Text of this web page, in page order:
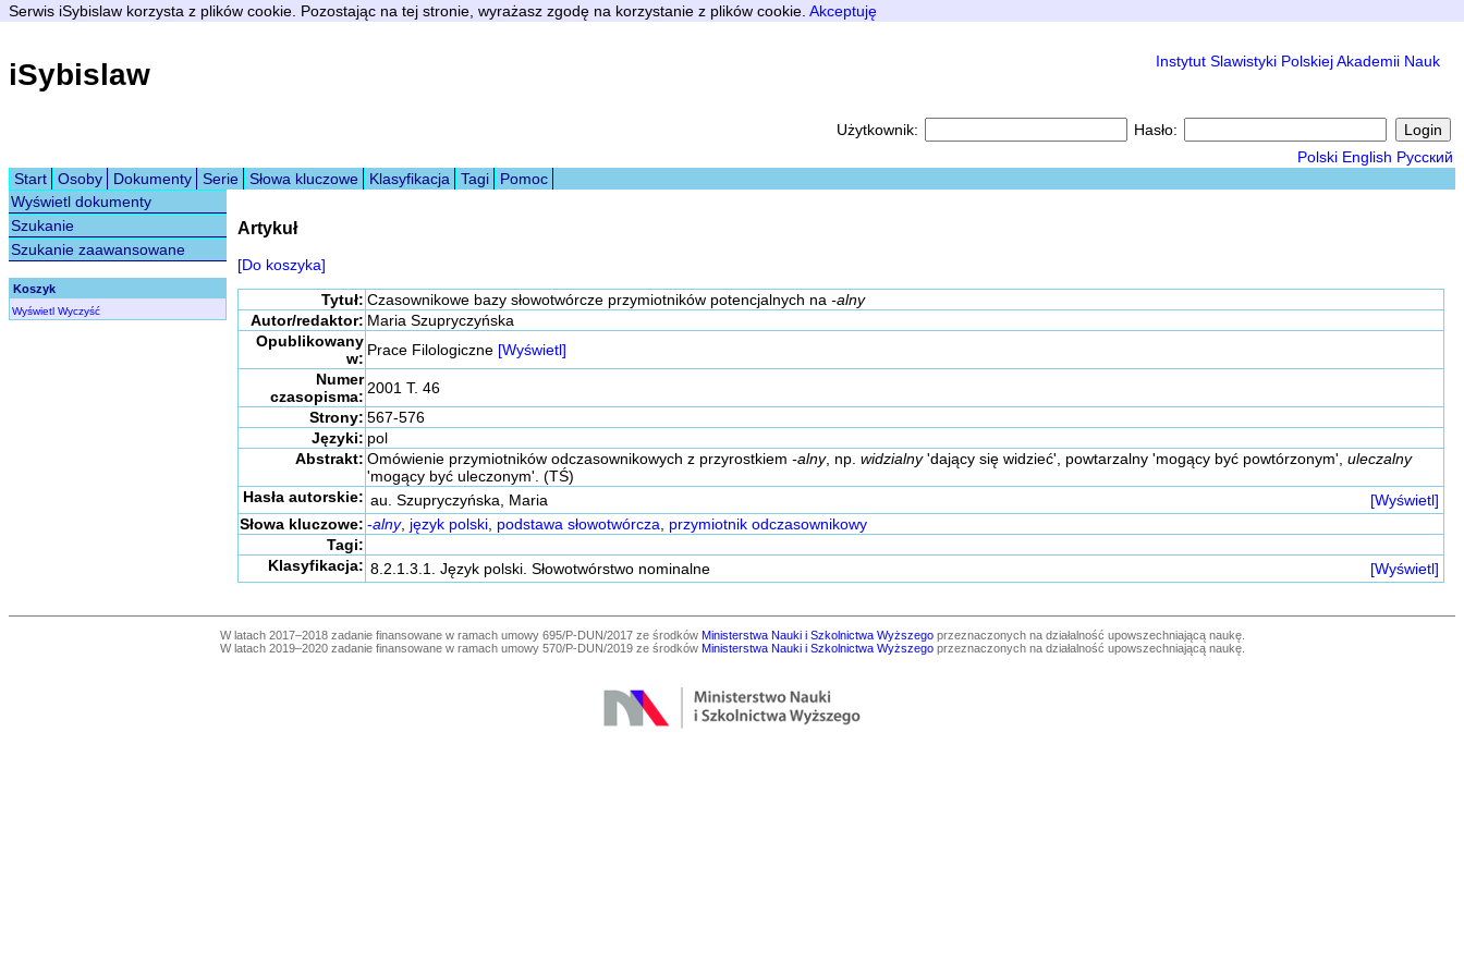
Serwis iSybislaw korzysta z plików cookie. Pozostając na tej stronie, wyrażasz zgodę na korzystanie z plików cookie. Akceptuję
iSybislaw Instytut Slawistyki Polskiej Akademii Nauk
Użytkownik:
Hasło:
Polski English Русский
Start
Osoby Dokumenty Serie Słowa kluczowe Klasyfikacja Tagi
Pomoc
Wyświetl dokumenty
Szukanie
Szukanie zaawansowane
Koszyk
Wyświetl Wyczyść
Artykuł
[Do koszyka]
Tytuł: Czasownikowe bazy słowotwórcze przymiotników potencjalnych na -alny
Autor/redaktor: Maria Szupryczyńska
Opublikowany
w: Prace Filologiczne [Wyświetl]
Numer
czasopisma: 2001 T. 46
Strony: 567-576
Języki: pol
Abstrakt: Omówienie przymiotników odczasownikowych z przyrostkiem -alny, np. widzialny'dający się widzieć', powtarzalny 'mogący być powtórzonym', uleczalny
'mogący być uleczonym'. (TŚ)
Hasła autorskie: au. Szupryczyńska, Maria
[Wyświetl]
Słowa kluczowe: -alny, język polski, podstawa słowotwórcza, przymiotnik odczasownikowy
Tagi:
Klasyfikacja: 8.2.1.3.1. Język polski. Słowotwórstwo nominalne [Wyświetl]
W latach 2017–2018 zadanie finansowane w ramach umowy 695/P-DUN/2017 ze środków Ministerstwa Nauki i Szkolnictwa Wyższegoprzeznaczonych na działalność upowszechniającą naukę.
W latach 2019–2020 zadanie finansowane w ramach umowy 570/P-DUN/2019 ze środków Ministerstwa Nauki i Szkolnictwa Wyższegoprzeznaczonych na działalność upowszechniającą naukę.